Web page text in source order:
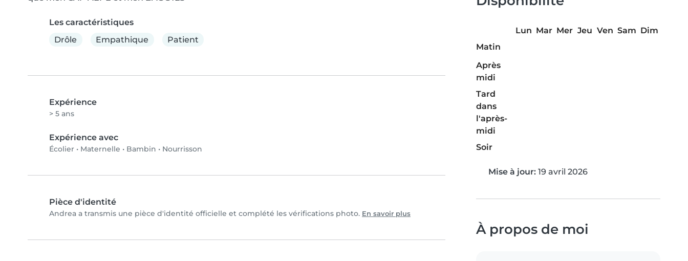
Les caractéristiques
Drôle
Empathique Patient
Expérience
> 5 ans
Expérience avec
Écolier • Maternelle • Bambin • Nourrisson
Pièce d'identité
Andrea a transmis une pièce d'identité officielle et complété les vérifications photo. En savoir plus
Lun Mar Mer Jeu Ven Sam Dim
Matin
Après
midi
Tard
dans
l'après-
midi
Soir
Mise à jour: 19 avril 2026
À propos de moi